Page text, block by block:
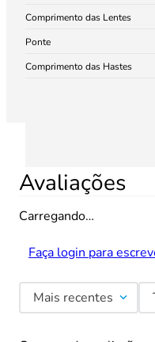
Comprimento das Lentes
Ponte
Comprimento das Hastes
Avaliações
Carregando…
Faça login para
Mais recentes